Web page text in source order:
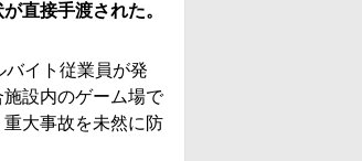
直接手渡された。
イト従業員が発
設内のゲーム場で
大事故を未然に防